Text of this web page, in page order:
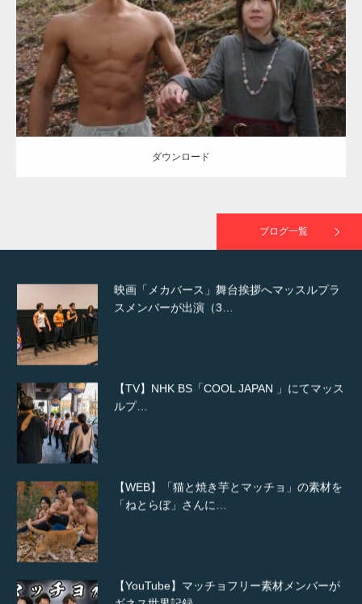
Category:公園のマッチョ その他 AKIHITO(細マッチョ) 大胸筋 腹筋
ダウンロード
ダウンロード
ブログ一覧
で紹介さ…
NHK「所さん！事件ですよ」に取材されまし
た（6/8放送）
映画「メカバース」舞台挨拶へマッスルプラ
スメンバーが出演（3…
【TV】NHK BS「COOL JAPAN 」にてマッス
ルプ…
【WEB】「猫と焼き芋とマッチョ」の素材を
「ねとらぼ」さんに…
【YouTube】マッチョフリー素材メンバーが